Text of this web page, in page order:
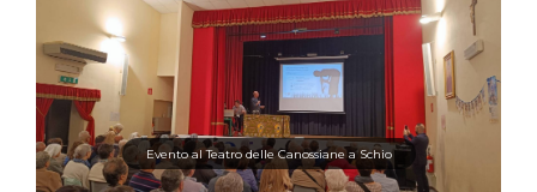
Evento al Teatro delle Canossiane a Schio